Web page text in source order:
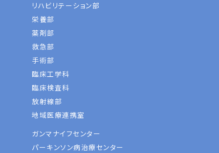
リハビリテーション部
栄養部
薬剤部
救急部
手術部
臨床工学科
臨床検査科
放射線部
地域医療連携室
ガンマナイフセンター
パーキンソン病治療センター